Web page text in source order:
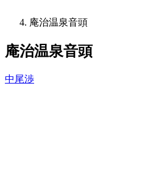
庵治温泉音頭
庵治温泉音頭
中尾渉